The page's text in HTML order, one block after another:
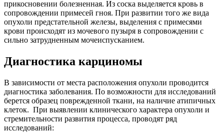
прикосновении болезненная. Из соска выделяется кровь в
сопровождении примесей гноя. При развитии того же вида
опухоли предстательной железы, выделения с примесями
крови происходят из мочевого пузыря в сопровождении с
сильно затрудненным мочеиспусканием.
Диагностика карциномы
В зависимости от места расположения опухоли проводится
диагностика заболевания. По возможности для исследований
берется образец поврежденной ткани, на наличие атипичных
клеток. При выявлении клинического характера опухоли и
стремительности развития процесса, проводят ряд
исследований: